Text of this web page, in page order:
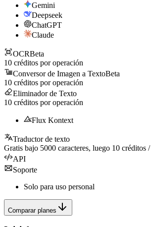
Gemini
Deepseek
ChatGPT
Claude
OCRBeta
10 créditos por operación
Conversor de Imagen a TextoBeta
10 créditos por operación
Eliminador de Texto
10 créditos por operación
Flux Kontext
Traductor de texto
Gratis bajo 5000 caracteres, luego 10 créditos /
API
Soporte
Solo para uso personal
Comparar planes